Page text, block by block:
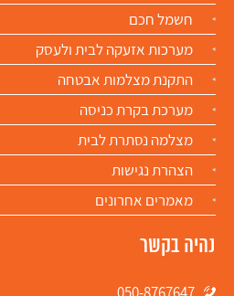
חשמל חכם
מערכות אזעקה לבית ולעסק
התקנת מצלמות אבטחה​
מערכת בקרת כניסה
מצלמה נסתרת לבית
הצהרת נגישות
מאמרים אחרונים
נהיה בקשר